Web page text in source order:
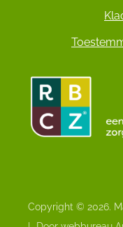
Copyright © 2026.